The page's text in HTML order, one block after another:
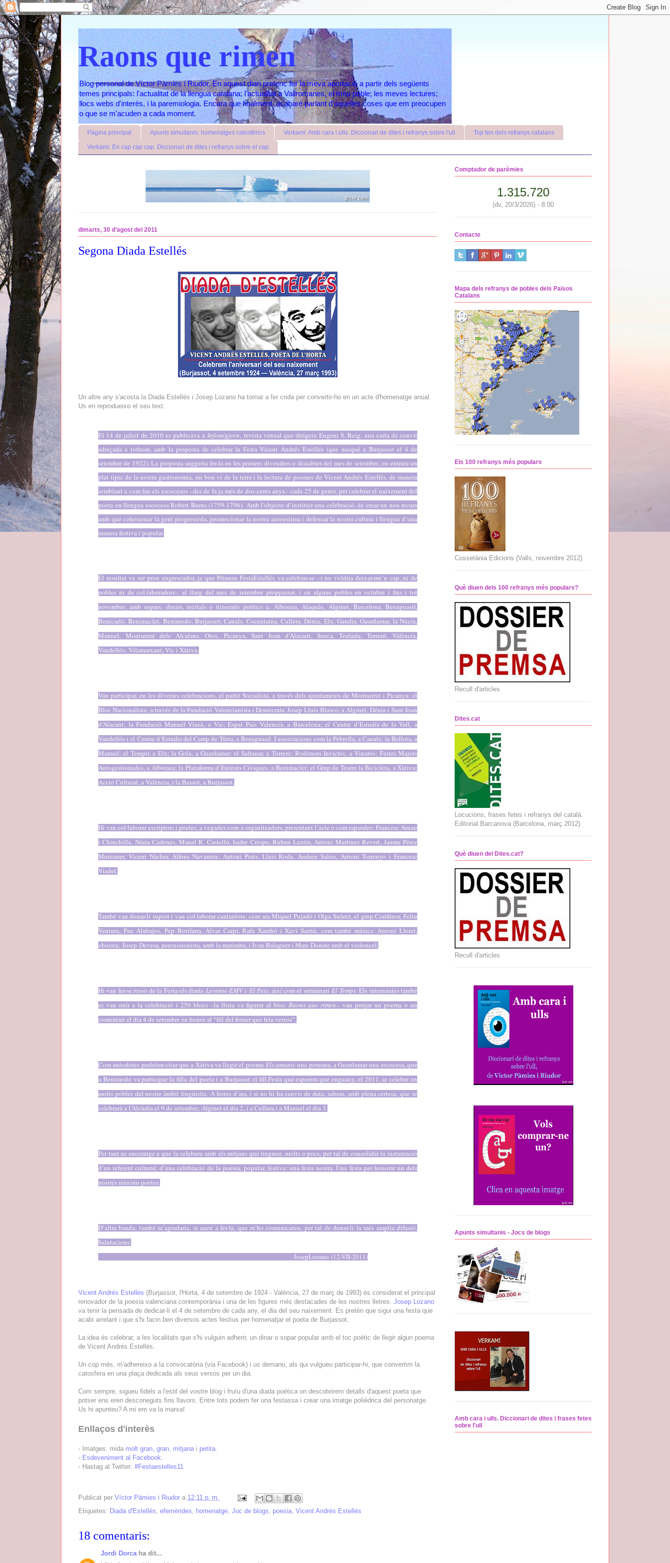
Raons que rimen
Blog personal de Víctor Pàmies i Riudor. En aquest diari pretenc fer la meva aportació a partir dels següents
temes principals: l'actualitat de la llengua catalana; l'actualitat a Vallromanes, el meu poble; les meves lectures;
llocs webs d'interès, i la paremiologia. Encara que finalment, acabaré parlant d'aquelles coses que em preocupen
o que se m'acuden a cada moment.
Pàgina principal Apunts simultanis: homenatges catosfèrics Verkami: Amb cara i ulls. Diccionari de dites i refranys sobre l'ull Top ten dels refranys catalans
Verkami: En cap cap cap. Diccionari de dites i refranys sobre el cap
dimarts, 30 d’agost del 2011
Segona Diada Estellés
Un altre any s'acosta la Diada Estellés i Josep Lozano ha tornat a fer crida per convertir-ho en un acte d'homenatge anual.
Us en reprodueixo el seu text:
El 14 de juliol de 2010 es publicava aInfomigjorn, revista virtual que dirigeix Eugeni S. Reig, una carta de convit
adreçada a tothom, amb la proposta de celebrar la Festa Vicent AndrésEstellés (que nasqué a Burjassot el 4 de
setembre de 1922). La proposta suggeria fer-la en les primers divendres o dissabtes del mes de setembre, on entrara un
plat típic de la nostra gastronomia, un bon vi de la terra i la lectura de poemes de Vicent AndrésEstellés, de manera
semblant a com fan els escocesos –des de fa ja més de dos-cents anys– cada 25 de gener, per celebrar el naixement del
poeta en llengua escocesa Robert Burns (1759-1796). Amb l’objecte d’instituir una celebració, de crear un nou recurs
amb què cohesionar la gent progressista, promocionar la nostra autoestima i defensar la nostra cultura i llengua d’una
manera festiva i popular.
El resultat va ser prou engrescador, ja que Primera FestaEstellés va celebrar-se –i no voldria deixar-me’n cap, ni de
pobles ni de col·laboradors– al llarg del mes de setembre proppassat, i en alguns pobles en octubre i fins i tot
novembre, amb sopars, dinars, recitals o itineraris poètics a: Alboraia, Alaquàs, Alginet, Barcelona, Benaguasil,
Benicarló, Benimaclet, Benimodo, Burjassot, Canals, Cocentaina, Cullera, Dénia, Elx, Gandia, Guardamar, la Nucia,
Manuel, Montserrat dels Alcalans, Otos, Picanya, Sant Joan d’Alacant, Sueca, Teulada, Torrent, València,
Vandellós, Vilamarxant, Vic i Xàtiva.
Van participar, en les diverses celebracions, el partit Socialista, a través dels ajuntaments de Montserrat i Picanya; el
Bloc Nacionalista, a través de la Fundació Valencianista i Demòcrata Josep Lluís Blasco, a Alginet, Dénia i Sant Joan
d’Alacant; la Fundació Manuel Viusà, a Vic; Espai País Valencià, a Barcelona; el Centre d’Estudis de la Vall, a
Vandellós i el Centre d’Estudis del Camp de Túria, a Benaguasil. I associacions com la Pebrella, a Canals; la Bellota, a
Manuel; el Tempir, a Elx; la Gola, a Guardamar; el Safranar, a Torrent; Rodonors Invictes, a Vinaròs; Festes Majors
Autogestionades, a Alboraia; la Plataforma d’Entitats Cíviques, a Benimaclet; el Grup de Teatre la Bicicleta, a Xàtiva;
Acció Cultural, a València, i la Bassot, a Burjassot.
Hi van col·laborar escriptors i poetes, a vegades com a organitzadors, presentant l’acte o com rapsodes: Francesc Arnau
i Chinchilla, Núria Cadenes, Manel R. Castelló, Isidre Crespo, Ruben Luzón, Antoni Martínez Revert, Jaume Pérez
Muntaner, Vicent Nàcher, Alfons Navarrete, Antoni Prats, Lluís Roda, Andreu Salou, Antoni Torrenyo i Francesc
Viadel.
També van donar-li suport i van col·laborar cantautors, com ara Miquel Pujadó i Olga Suàrez, el grup Confiteor, Feliu
Ventura, Pau Alabajos, Pep Botifarra, Àlvar Carpi, Rafa Xambó i Xavi Sarrià; com també músics: Antoni Lloret,
oboista; Josep Devesa, percussionista, amb la marimba, i Ivan Balaguer i Marc Donate amb el violoncel.
Hi van fer-se ressó de la Festa els diaris Levante-EMVi El País, així com el setmanariEl Temps. Els internautes també
es van unir a la celebració i 250 blocs –la llista va figurar al blocRaons que rimen– van penjar un poema o un
comentari el dia 4 de setembre en honor al “fill del forner que feia versos”.
Com anècdotes podríem citar que a Xàtiva va llegir el poema Els amants una peruana, a Guardamar una escocesa, que
a Benimodo va participar la filla del poeta i a Burjassot el fill.Festa que esperem que enguany, el 2011, se celebre en
molts pobles del nostre àmbit lingüístic. A hores d’ara, i si no hi ha canvis de data, sabem, amb plena certesa, que se
celebrarà a l’Alcúdia el 9 de setembre; Alginet el dia 2, i a Cullera i a Manuel el dia 3.
Per tant us encoratge a que la celebreu amb els mitjans que tingueu, molts o pocs, per tal de consolidar la instauració
d’un referent cultural, d’una celebració de la poesia, popular, festiva: una festa nostra. Una festa per honorar un dels
nostres màxims poetes.
D’altra banda, també m’agradaria, si aneu a fer-la, que m’ho comunicareu, per tal de donar-li la més amplia difusió.
Salutacions.
JosepLozano (12-VII-2011)
Vicent Andrés Estellés (Burjassot, l'Horta, 4 de setembre de 1924 - València, 27 de març de 1993) és considerat el principal
renovador de la poesia valenciana contemporània i una de les figures més destacades de les nostres lletres. Josep Lozano
va tenir la pensada de dedicar-li el 4 de setembre de cada any, el dia del seu naixement. Es pretén que sigui una festa que
acabi arrelant i que s'hi facin ben diversos actes festius per homenatjar el poeta de Burjassot.
La idea és celebrar, a les localitats que s'hi vulguin adherir, un dinar o sopar popular amb el toc poètic de llegir algun poema
de Vicent Andrés Estellés.
Un cop més, m'adhereixo a la convocatòria (via Facebook) i us demano, als qui vulgueu participar-hi, que convertim la
catosfera en una plaça dedicada als seus versos per un dia.
Com sempre, sigueu fidels a l'estil del vostre blog i fruïu d'una diada poètica on descobrirem detalls d'aquest poeta que
potser ens eren desconeguts fins llavors. Entre tots podem fer una festassa i crear una imatge polièdrica del personatge.
Us hi apunteu? A mi em va la marxa!
Enllaços d'interès
- Imatges: mida molt gran gran mitjana i petita
- Esdeveniment al Facebook
- Hastag al Twitter: #Festaestelles11
Publicat per Víctor Pàmies i Riudor a 12:11 p. m.
Etiquetes: Diada d'Estellés efemèrides homenatge Joc de blogs poesia Vicent Andrés Estellés
18 comentaris:
Jordi Dorca ha dit...
Comptador de parèmies
1.315.720
(dv, 20/3/2026) - 8:00
Contacte
Mapa dels refranys de pobles dels Països
Catalans
Els 100 refranys més populars
Cossetània Edicions (Valls, novembre 2012)
Què diuen dels 100 refranys més populars?
Recull d'articles
Dites.cat
Locucions, frases fetes i refranys del català.
Editorial Barcanova (Barcelona, març 2012)
Què diuen del Dites.cat?
Recull d'articles
Apunts simultanis - Jocs de blogs
Amb cara i ulls. Diccionari de dites i frases fetes
sobre l'ull